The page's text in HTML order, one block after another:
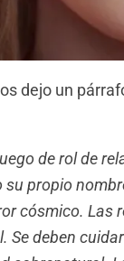
dejo un
de rol de
su propio
cósmico.
Se deben